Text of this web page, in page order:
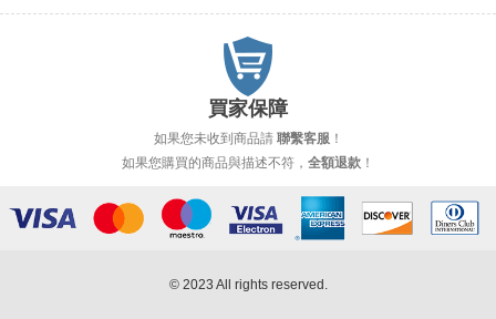
買家保障
如果您未收到商品請聯繫客服！
如果您購買的商品與描述不符， 全額退款 ！
© 2023 All rights reserved.